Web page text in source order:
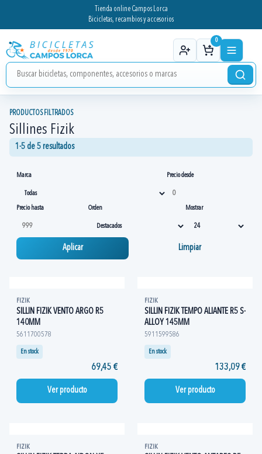
Tienda online Campos Lorca
Bicicletas, recambios y accesorios
0
PRODUCTOS FILTRADOS
Sillines Fizik
1-5 de 5 resultados
Marca Precio desde
Precio hasta Orden Mostrar
Aplicar Limpiar
FIZIK
SILLIN FIZIK VENTO ARGO R5
140MM
5611700578
En stock
69,45 €
Ver producto
FIZIK
SILLIN FIZIK TEMPO ALIANTE R5 S-
ALLOY 145MM
5911599586
En stock
133,09 €
Ver producto
FIZIK FIZIK